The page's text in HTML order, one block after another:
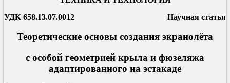
УДК 658.13.07.0012
Научная статья
Теоретические основы создания экранолёта
с особой геометрией крыла и фюзеляжа
адаптированного на эстакаде